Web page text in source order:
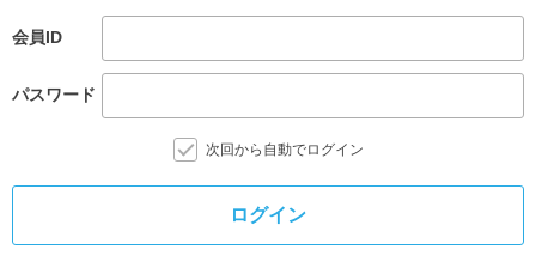
会員ID
パスワード
次回から自動でログイン
ログイン